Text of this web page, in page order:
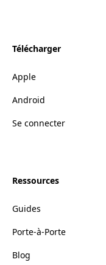
Télécharger
Apple
Android
Se connecter
Ressources
Guides
Porte-à-Porte
Blog